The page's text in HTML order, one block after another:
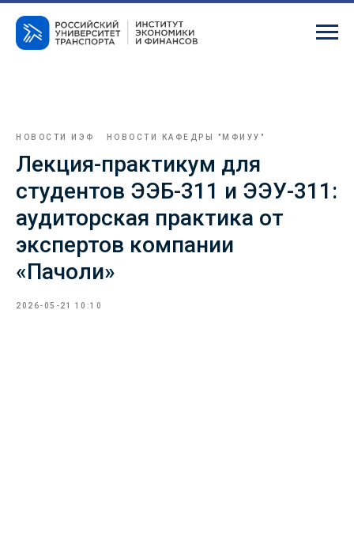
НОВОСТИ ИЭФ НОВОСТИ КАФЕДРЫ "МФИУУ"
Лекция-практикум для
студентов ЭЭБ-311 и ЭЭУ-311:
аудиторская практика от
экспертов компании
«Пачоли»
2026-05-21 10:10